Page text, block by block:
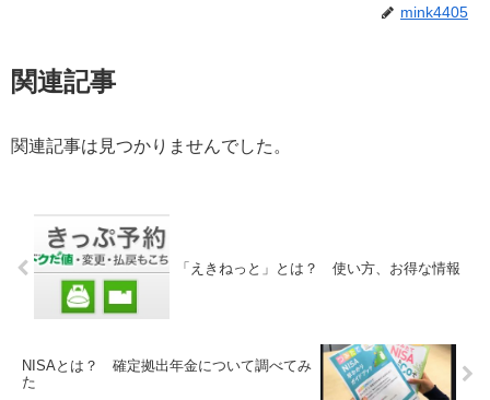
mink4405
関連記事
関連記事は見つかりませんでした。
「えきねっと」とは？ 使い方、お得な情報
NISAとは？ 確定拠出年金について調べてみ
た